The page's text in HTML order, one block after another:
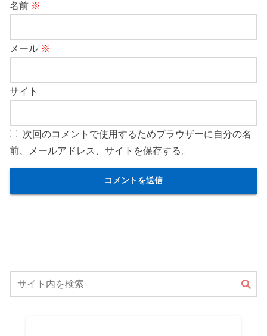
名前 ※
メール ※
サイト
次回のコメントで使用するためブラウザーに自分の名
前、メールアドレス、サイトを保存する。